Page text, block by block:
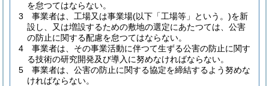
を怠つてはならない。
3
事業者は、工場又は事業場(以下「工場等」という。)を新
設し、又は増設するための敷地の選定にあたつては、公害
の防止に関する配慮を怠つてはならない。
4
事業者は、その事業活動に伴つて生ずる公害の防止に関す
る技術の研究開発及び導入に努めなければならない。
5
事業者は、公害の防止に関する協定を締結するよう努めな
ければならない。